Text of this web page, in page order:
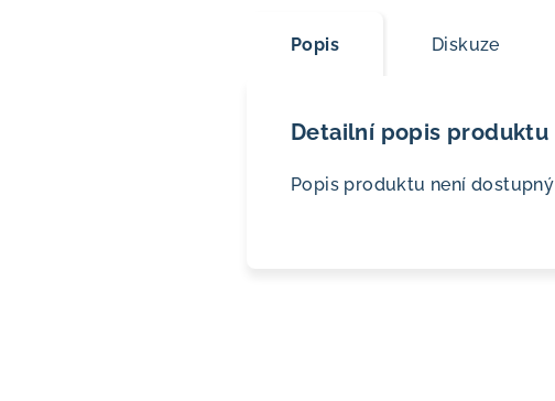
Popis Diskuze
Detailní popis produktu
Popis produktu není dostupný